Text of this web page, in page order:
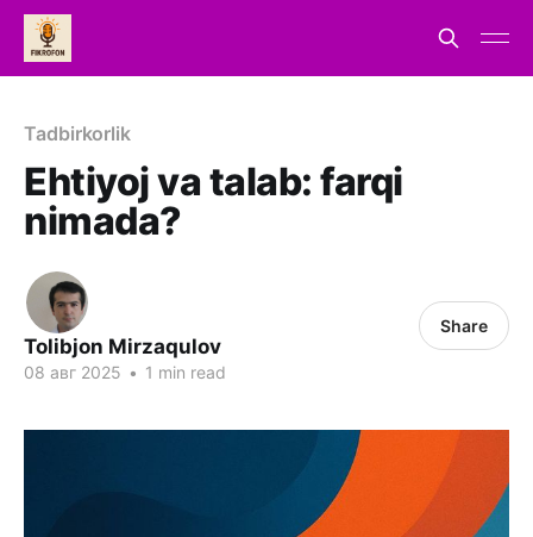
Tadbirkorlik
Ehtiyoj va talab: farqi
nimada?
Tolibjon Mirzaqulov
08 авг 2025 • 1 min read
Share